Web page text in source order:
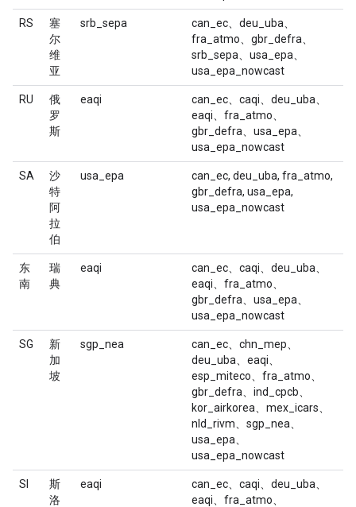
RS
塞
尔
维
亚
srb_sepa
can_ec、deu_uba、
fra_atmo、gbr_defra、
srb_sepa、usa_epa、
usa_epa_nowcast
RU
俄
罗
斯
eaqi
can_ec、caqi、deu_uba、
eaqi、fra_atmo、
gbr_defra、usa_epa、
usa_epa_nowcast
SA
沙
特
阿
拉
伯
usa_epa
can_ec, deu_uba, fra_atmo,
gbr_defra, usa_epa,
usa_epa_nowcast
东
南
瑞
典
eaqi
can_ec、caqi、deu_uba、
eaqi、fra_atmo、
gbr_defra、usa_epa、
usa_epa_nowcast
SG
新
加
坡
sgp_nea
can_ec、chn_mep、
deu_uba、eaqi、
esp_miteco、fra_atmo、
gbr_defra、ind_cpcb、
kor_airkorea、mex_icars、
nld_rivm、sgp_nea、
usa_epa、
usa_epa_nowcast
SI
斯
洛
eaqi
can_ec、caqi、deu_uba、
eaqi、fra_atmo、